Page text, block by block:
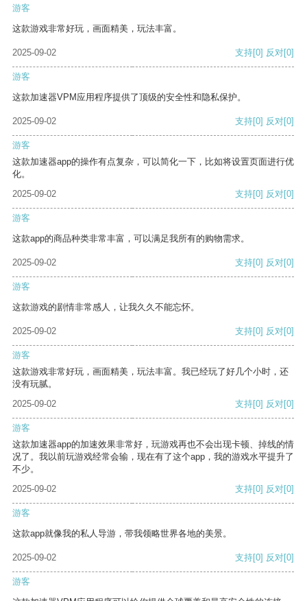
游客
这款游戏非常好玩，画面精美，玩法丰富。
2025-09-02 支持[0] 反对[0]
游客
这款加速器VPM应用程序提供了顶级的安全性和隐私保护。
2025-09-02 支持[0] 反对[0]
游客
这款加速器app的操作有点复杂，可以简化一下，比如将设置页面进行优
化。
2025-09-02
支持[0] 反对[0]
游客
这款app的商品种类非常丰富，可以满足我所有的购物需求。
2025-09-02 支持[0] 反对[0]
游客
这款游戏的剧情非常感人，让我久久不能忘怀。
2025-09-02 支持[0] 反对[0]
游客
这款游戏非常好玩，画面精美，玩法丰富。我已经玩了好几个小时，还
没有玩腻。
2025-09-02
支持[0] 反对[0]
游客
这款加速器app的加速效果非常好，玩游戏再也不会出现卡顿、掉线的情
况了。我以前玩游戏经常会输，现在有了这个app，我的游戏水平提升了
不少。
2025-09-02
支持[0] 反对[0]
游客
这款app就像我的私人导游，带我领略世界各地的美景。
2025-09-02 支持[0] 反对[0]
游客